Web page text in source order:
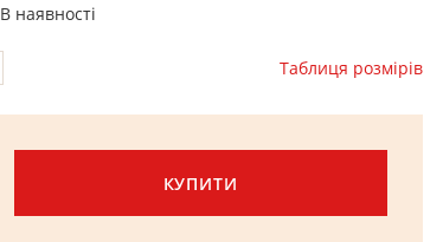
В наявності
Таблиця розмірів
КУПИТИ